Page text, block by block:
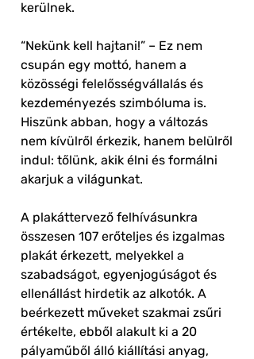
kerülnek.
“Nekünk kell hajtani!” – Ez nem
csupán egy mottó, hanem a
közösségi felelősségvállalás és
kezdeményezés szimbóluma is.
Hiszünk abban, hogy a változás
nem kívülről érkezik, hanem belülről
indul: tőlünk, akik élni és formálni
akarjuk a világunkat.
A plakáttervező felhívásunkra
összesen 107 erőteljes és izgalmas
plakát érkezett, melyekkel a
szabadságot, egyenjogúságot és
ellenállást hirdetik az alkotók. A
beérkezett műveket szakmai zsűri
értékelte, ebből alakult ki a 20
pályaműből álló kiállítási anyag,